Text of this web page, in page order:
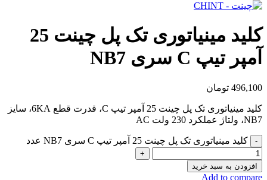
کلید مینیاتوری تک پل چینت 25
آمپر تیپ C سری NB7
496,100 تومان
کلید مینیاتوری تک پل چینت 25 آمپر تیپ C، قدرت قطع 6KA، سایز
NB7، ولتاژ عملکرد 230 ولت AC
کلید مینیاتوری تک پل چینت 25 آمپر تیپ C سری NB7 عدد
افزودن به سبد خرید
Add to compare